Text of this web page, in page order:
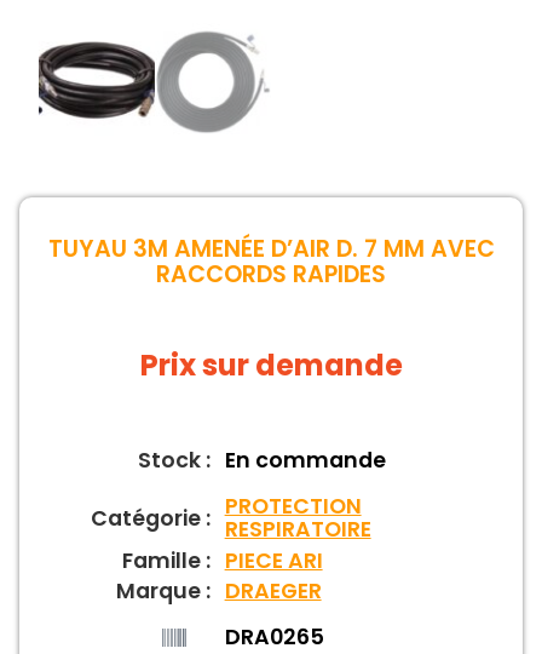
TUYAU 3M AMENÉE D’AIR D. 7 MM AVEC
RACCORDS RAPIDES
Prix sur demande
Stock : En commande
Catégorie :PROTECTION
RESPIRATOIRE
Famille : PIECE ARI
Marque : DRAEGER
DRA0265